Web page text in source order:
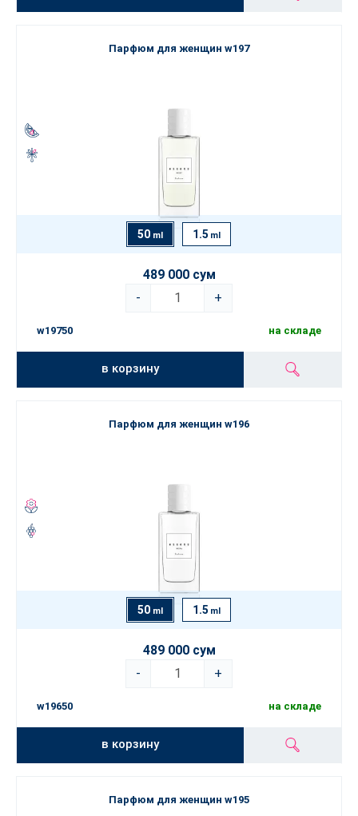
Парфюм для женщин w197
50 ml 1.5 ml
489 000 сум
-
+
w19750 на складе
в корзину
Парфюм для женщин w196
50 ml 1.5 ml
489 000 сум
-
+
w19650 на складе
в корзину
Парфюм для женщин w195